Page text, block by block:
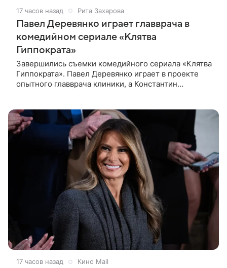
17 часов назад Рита Захарова
Павел Деревянко играет главврача в
комедийном сериале «Клятва
Гиппократа»
Завершились съемки комедийного сериала «Клятва
Гиппократа». Павел Деревянко играет в проекте
опытного главврача клиники, а Константин
17 часов назад Кино Mail